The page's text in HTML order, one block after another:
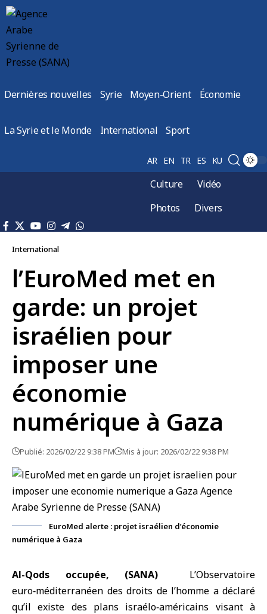
Dernières nouvelles Syrie Moyen-Orient Économie
La Syrie et le Monde International Sport
AR EN TR ES KU
Culture
Vidéo
Photos
Divers
International
l’EuroMed met en
garde: un projet
israélien pour
imposer une
économie
numérique à Gaza
Publié: 2026/02/22 9:38 PM Mis à jour: 2026/02/22 9:38 PM
EuroMed alerte : projet israélien d’économie
numérique à Gaza
Al-Qods occupée, (SANA)
L’Observatoire
euro‑méditerranéen des droits de l’homme a déclaré
qu’il existe des plans israélo‑américains visant à